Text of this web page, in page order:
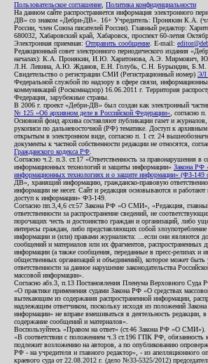
Пользовательское соглашение Политика конфиденциальности
На данном сайте распространяется информация электронного
ДВ» со знаком «Дебри-ДВ». 16+ Учредитель: Пронякин К.А.
России, член Союза писателей России). Главный редактор:
680032, Хабаровский край, Хабаровск, проспект 60-летия
Электронная приемная: Отправить сообщение . E-mail:
Редакционный совет электронного периодического издания
началах): К.А. Пронякин, И.Ю. Харитонова, А.Э. Мирмович,
Л.Н. Левина, А.Ю. Жданов, Е.Н. Голубь, С.Н. Бурындин, Б.М.
Свидетельство о регистрации СМИ (Регистрационный номер) ЭЛ
Федеральной службой по надзору в сфере связи,
коммуникаций (Роскомнадзор) 16.06.2011 г. Территория
Федерация, зарубежные страны.
В 2006 г. проект «Дебри-ДВ» был создан как электронный
№ 125 «Об архивном деле в Российской Федерации» , согласно
Основной фонд архива составляют публикации газет и
рукописи по дальневосточной (РФ) тематике. Доступ к
открытым в электронном виде, согласно п. 1 ст. 24
документы к частной собственности редакции не относятся,
Гражданского кодекса РФ
Согласно ч.2. п.3. ст.17 «Ответственность за правонарушения в
информационных технологий и защиты информации» Закона РФ
информационных технологиях и о защите информации» (ФЗ-149
ДВ», хранящий информацию, гражданско-правовую
информации не несет. Сайт и редакция основываются и работают
доступ к информации» ФЗ-149.
Согласно пп.3,4,6 ст.57 Закона РФ «О СМИ», «Редакция,
ответственности за распространение сведений, не
порочащих честь и достоинство граждан и организаций, либо
интересы граждан, либо представляющих собой
информации и (или) правами журналиста: ...если они являются
сообщений и материалов или их фрагментов, распространенных
информации (а также сообщения, переданные в пресс-релизах и
общественных организаций и объединений), которое может быть
ответственности за данное нарушение законодательства
массовой информации».
Согласно абз.3, п.13 Постановления Пленума Верховного
«О практике применения судами Закона РФ «О средствах
вытекающим из содержания распространенной информации,
надлежащим ответчиком, поскольку исходя из положений
информации» не вправе вмешиваться в деятельность редакции, в
содержание сообщений и материалов».
Воспользуйтесь «Правом на ответ» (ст.46 Закона РФ «О СМИ»).
«В соответствии с положением ч.3 ст.196 ГПК РФ, обязанность
подлежит возложению на авторов, а по опубликованию
РФ - на учредителя и главного редактор», - из апелляционного
краевого суда от 22.08.2012 г. (дело №33-5325/2012)